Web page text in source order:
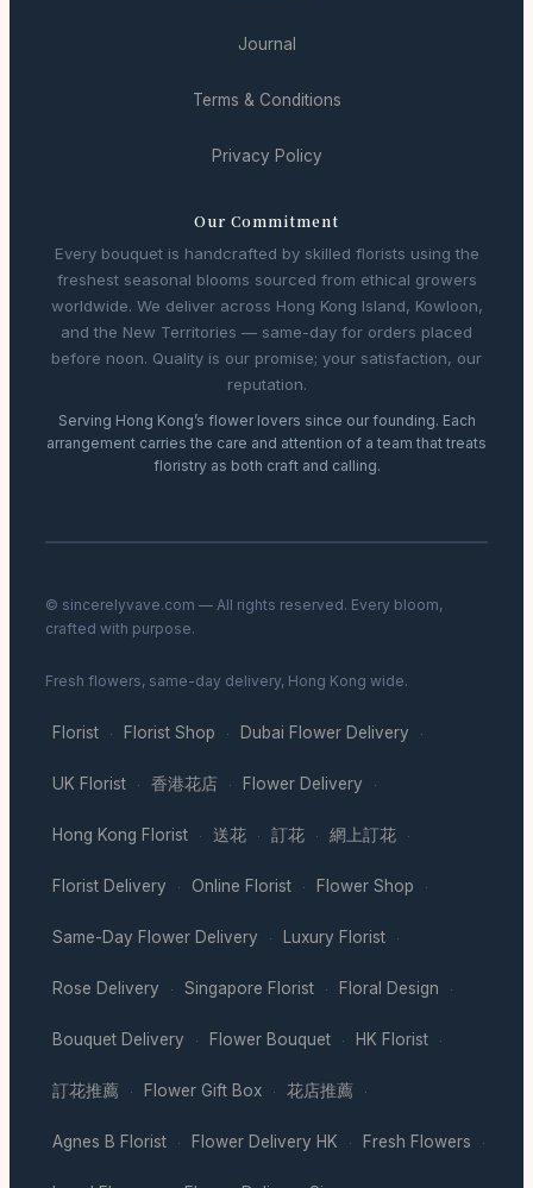
Journal
Terms & Conditions
Privacy Policy
Our Commitment
Every bouquet is handcrafted by skilled florists using the
freshest seasonal blooms sourced from ethical growers
worldwide. We deliver across Hong Kong Island, Kowloon,
and the New Territories — same-day for orders placed
before noon. Quality is our promise; your satisfaction, our
reputation.
Serving Hong Kong’s flower lovers since our founding. Each
arrangement carries the care and attention of a team that treats
floristry as both craft and calling.
© sincerelyvave.com — All rights reserved. Every bloom,
crafted with purpose.
Fresh flowers, same-day delivery, Hong Kong wide.
Florist · Florist Shop · Dubai Flower Delivery ·
UK Florist · 香港花店 · Flower Delivery ·
Hong Kong Florist · 送花 · 訂花 · 網上訂花 ·
Florist Delivery · Online Florist · Flower Shop ·
Same-Day Flower Delivery · Luxury Florist ·
Rose Delivery · Singapore Florist · Floral Design ·
Bouquet Delivery · Flower Bouquet · HK Florist ·
訂花推薦 · Flower Gift Box · 花店推薦 ·
Agnes B Florist · Flower Delivery HK · Fresh Flowers ·